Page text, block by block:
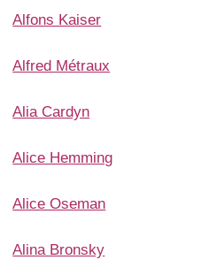
Alfons Kaiser
Alfred Métraux
Alia Cardyn
Alice Hemming
Alice Oseman
Alina Bronsky